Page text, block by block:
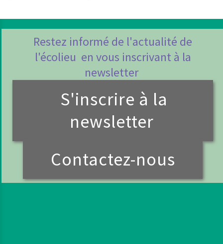
Restez informé de l'actualité de
l'écolieu en vous inscrivant à la
newsletter
S'inscrire à la
newsletter
Contactez-nous